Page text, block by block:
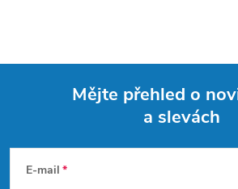
Mějte přehled o
a slevách
E-mail